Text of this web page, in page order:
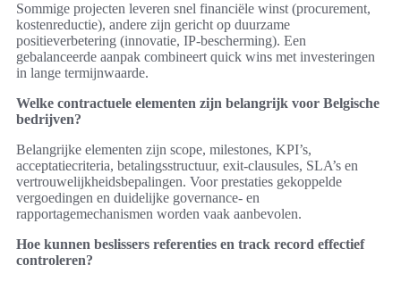
Sommige projecten leveren snel financiële winst (procurement,
kostenreductie), andere zijn gericht op duurzame
positieverbetering (innovatie, IP-bescherming). Een
gebalanceerde aanpak combineert quick wins met investeringen
in lange termijnwaarde.
Welke contractuele elementen zijn belangrijk voor Belgische
bedrijven?
Belangrijke elementen zijn scope, milestones, KPI’s,
acceptatiecriteria, betalingsstructuur, exit-clausules, SLA’s en
vertrouwelijkheidsbepalingen. Voor prestaties gekoppelde
vergoedingen en duidelijke governance- en
rapportagemechanismen worden vaak aanbevolen.
Hoe kunnen beslissers referenties en track record effectief
controleren?